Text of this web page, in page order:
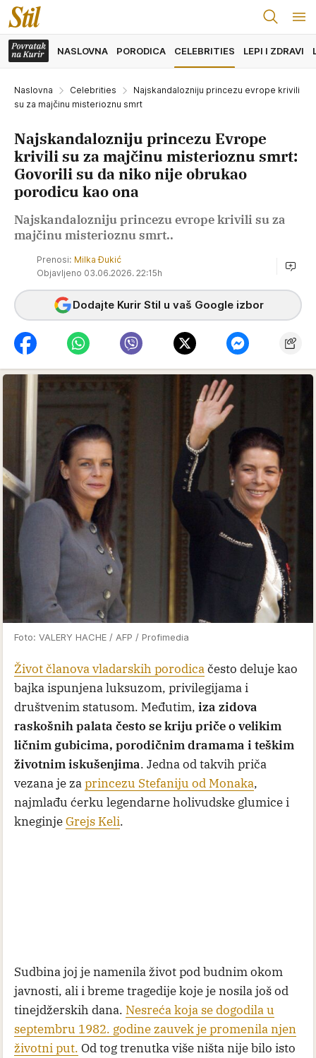
NASLOVNA PORODICA CELEBRITIES LEPI I ZDRAVI
Naslovna Celebrities
Najskandalozniju princezu evrope krivili
su za majčinu misterioznu smrt
Najskandalozniju princezu Evrope
krivili su za majčinu misterioznu smrt:
Govorili su da niko nije obrukao
porodicu kao ona
Najskandalozniju princezu evrope krivili su za
majčinu misterioznu smrt..
Prenosi: Milka Đukić
Objavljeno 03.06.2026. 22:15h
Dodajte Kurir Stil u vaš Google izbor
Foto: VALERY HACHE / AFP / Profimedia
Život članova vladarskih porodicačesto deluje kao
bajka ispunjena luksuzom, privilegijama i
društvenim statusom. Međutim, iza zidova
raskošnih palata često se kriju priče o velikim
ličnim gubicima, porodičnim dramama i teškim
životnim iskušenjima. Jedna od takvih priča
vezana je zaprincezu Stefaniju od Monaka,
najmlađu ćerku legendarne holivudske glumice i
kneginjeGrejs Keli.
Sudbina joj je namenila život pod budnim okom
javnosti, ali i breme tragedije koje je nosila još od
tinejdžerskih dana. Nesreća koja se dogodila u
septembru 1982. godine zauvek je promenila njen
životni put. Od tog trenutka više ništa nije bilo isto